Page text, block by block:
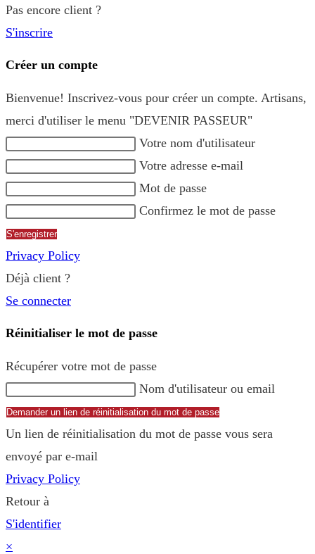
Pas encore client ?
S'inscrire
Créer un compte
Bienvenue! Inscrivez-vous pour créer un compte. Artisans,
merci d'utiliser le menu "DEVENIR PASSEUR"
Votre nom d'utilisateur
Votre adresse e-mail
Mot de passe
Confirmez le mot de passe
S'enregistrer
Privacy Policy
Déjà client ?
Se connecter
Réinitialiser le mot de passe
Récupérer votre mot de passe
Nom d'utilisateur ou email
Demander un lien de réinitialisation du mot de passe
Un lien de réinitialisation du mot de passe vous sera
envoyé par e-mail
Privacy Policy
Retour à
S'identifier
×